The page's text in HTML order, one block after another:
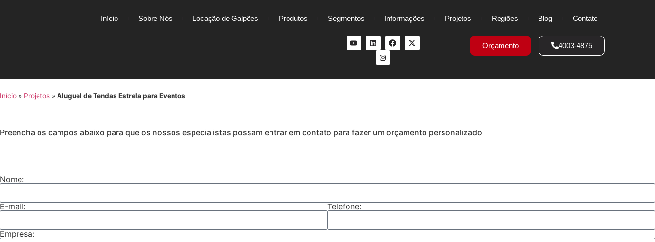
Início Sobre Nós Locação de Galpões Produtos Segmentos Informações Projetos Regiões Blog Contato
Orçamento 4003-4875
Início » Projetos » Aluguel de Tendas Estrela para Eventos
Preencha os campos abaixo para que os nossos especialistas possam entrar em contato para fazer um orçamento personalizado
Nome:
E-mail: Telefone:
Empresa: